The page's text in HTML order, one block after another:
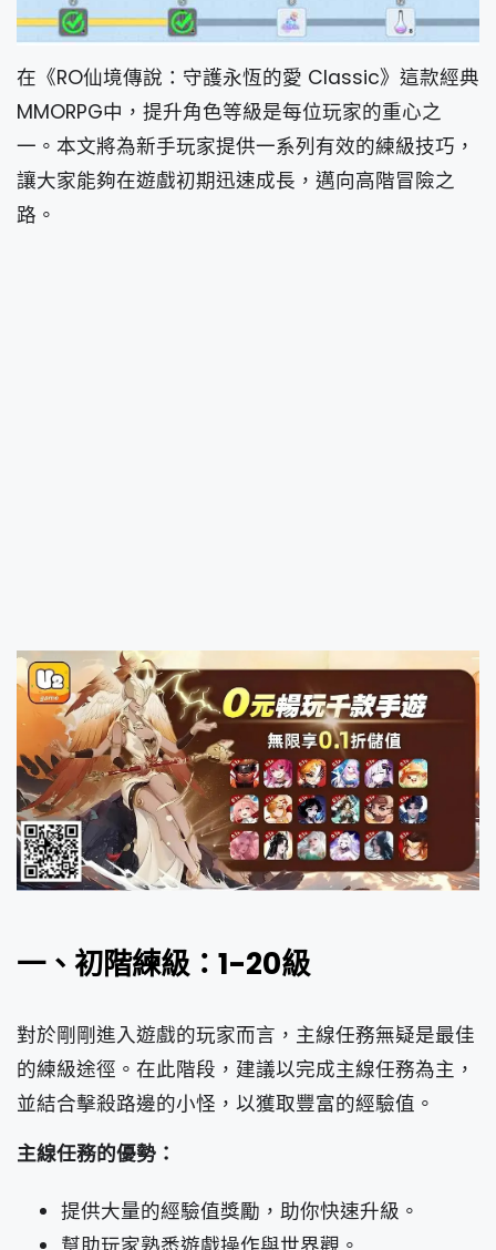
在《RO仙境傳說：守護永恆的愛 Classic》這款經典
MMORPG中，提升角色等級是每位玩家的重心之
一。本文將為新手玩家提供一系列有效的練級技巧，
讓大家能夠在遊戲初期迅速成長，邁向高階冒險之
路。
一、初階練級：1-20級
對於剛剛進入遊戲的玩家而言，主線任務無疑是最佳
的練級途徑。在此階段，建議以完成主線任務為主，
並結合擊殺路邊的小怪，以獲取豐富的經驗值。
主線任務的優勢：
提供大量的經驗值獎勵，助你快速升級。